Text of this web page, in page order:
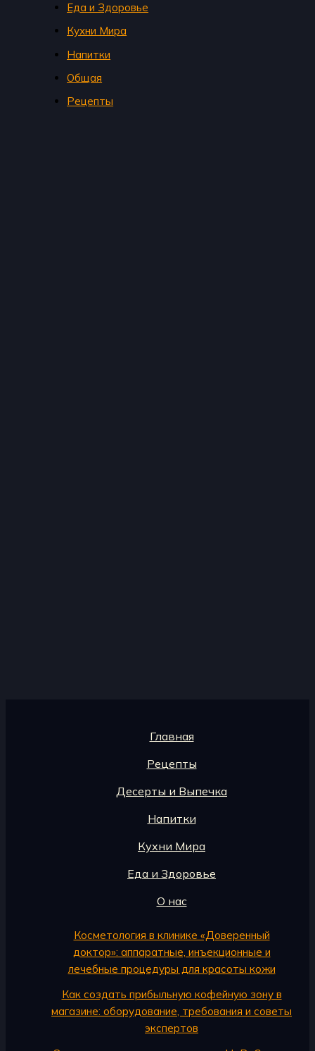
Еда и Здоровье
Кухни Мира
Напитки
Общая
Рецепты
Главная
Рецепты
Десерты и Выпечка
Напитки
Кухни Мира
Еда и Здоровье
О нас
Косметология в клинике «Доверенный
доктор»: аппаратные, инъекционные и
лечебные процедуры для красоты кожи
Как создать прибыльную кофейную зону в
магазине: оборудование, требования и советы
экспертов